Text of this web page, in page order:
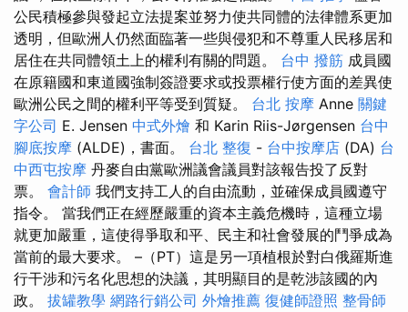
公民積極參與發起立法提案並努力使共同體的法律體系更加
透明，但歐洲人仍然面臨著一些與侵犯和不尊重人民移居和
居住在共同體領土上的權利有關的問題。 台中 撥筋 成員國
在原籍國和東道國強制簽證要求或投票權行使方面的差異使
歐洲公民之間的權利平等受到質疑。 台北 按摩 Anne 關鍵
字公司 E. Jensen 中式外燴 和 Karin Riis-Jørgensen 台中
腳底按摩 (ALDE)，書面。 台北 整復 - 台中按摩店 (DA) 台
中西屯按摩 丹麥自由黨歐洲議會議員對該報告投了反對
票。 會計師 我們支持工人的自由流動，並確保成員國遵守
指令。 當我們正在經歷嚴重的資本主義危機時，這種立場
就更加嚴重，這使得爭取和平、民主和社會發展的鬥爭成為
當前的最大要求。 –（PT）這是另一項植根於對白俄羅斯進
行干涉和污名化思想的決議，其明顯目的是乾涉該國的內
政。 拔罐教學 網路行銷公司 外燴推薦 復健師證照 整骨師